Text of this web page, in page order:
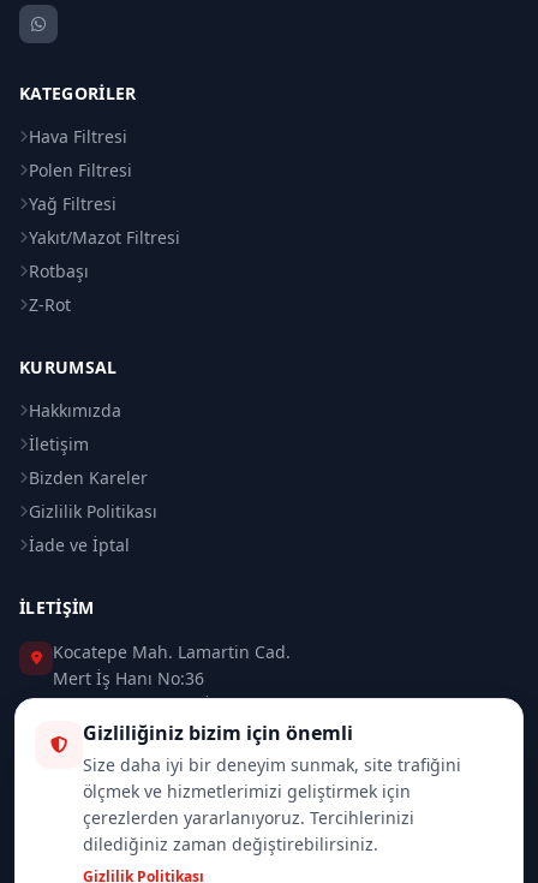
KATEGORILER
Hava Filtresi
Polen Filtresi
Yağ Filtresi
Yakıt/Mazot Filtresi
Rotbaşı
Z-Rot
KURUMSAL
Hakkımızda
İletişim
Bizden Kareler
Gizlilik Politikası
İade ve İptal
İLETIŞIM
Kocatepe Mah. Lamartin Cad.
Mert İş Hanı No:36
Taksim / Beyoğlu / İSTANBUL
0 (212) 235 37 83
0 (532) 418 08 46
info@merttrade.com
Gizliliğiniz bizim için önemli
Size daha iyi bir deneyim sunmak, site trafiğini
ölçmek ve hizmetlerimizi geliştirmek için
çerezlerden yararlanıyoruz. Tercihlerinizi
dilediğiniz zaman değiştirebilirsiniz.
Gizlilik Politikası